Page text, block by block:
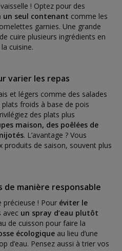
! Optez pour des
un seul contenant comme les
garnies. Une grande
cuire plusieurs ingrédients en
cuisine.
varier les repas
et légers comme des salades
froids à base de pois
des plats plus
maison, des poêlées de
. L’avantage ? Vous
de saison, souvent plus
de manière responsable
précieuse ! Pour éviter le
avec un spray d’eau plutôt
de cuisson pour faire la
écologique au lieu d’une
d’eau. Pensez aussi à trier vos